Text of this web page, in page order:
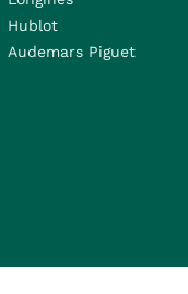
Hublot
Audemars Piguet